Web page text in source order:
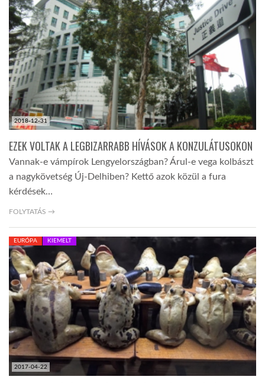
TROPICALMAGAZIN
GLOBOTV
AFRIKA TUDÁSTÁR
A NAP SZÉPE
LINKTR.EE
DOBRAVERO.HU
LATIMO.HU
GLOBOBOOK
2018-12-31
EZEK VOLTAK A LEGBIZARRABB HÍVÁSOK A KONZULÁTUSOKON
Vannak-e vámpírok Lengyelországban? Árul-e vega kolbászt
a nagykövetség Új-Delhiben? Kettő azok közül a fura
kérdések…
FOLYTATÁS →
2017-04-22
EURÓPA KIEMELT